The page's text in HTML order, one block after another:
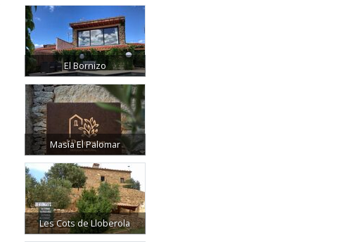
El Bornizo
Masía El Palomar
Les Cots de Lloberola